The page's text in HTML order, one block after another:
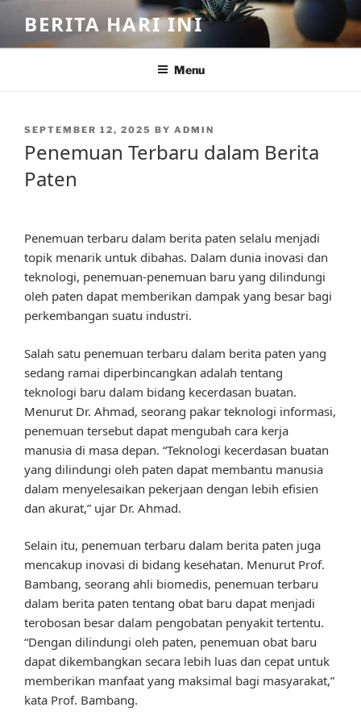
content
BERITA HARI INI
Menu
POSTED
SEPTEMBER 12, 2025 BY ADMIN
Penemuan Terbaru dalam Berita
Paten
Penemuan terbaru dalam berita paten selalu menjadi
topik menarik untuk dibahas. Dalam dunia inovasi dan
teknologi, penemuan-penemuan baru yang dilindungi
oleh paten dapat memberikan dampak yang besar bagi
perkembangan suatu industri.
Salah satu penemuan terbaru dalam berita paten yang
sedang ramai diperbincangkan adalah tentang
teknologi baru dalam bidang kecerdasan buatan.
Menurut Dr. Ahmad, seorang pakar teknologi informasi,
penemuan tersebut dapat mengubah cara kerja
manusia di masa depan. “Teknologi kecerdasan buatan
yang dilindungi oleh paten dapat membantu manusia
dalam menyelesaikan pekerjaan dengan lebih efisien
dan akurat,” ujar Dr. Ahmad.
Selain itu, penemuan terbaru dalam berita paten juga
mencakup inovasi di bidang kesehatan. Menurut Prof.
Bambang, seorang ahli biomedis, penemuan terbaru
dalam berita paten tentang obat baru dapat menjadi
terobosan besar dalam pengobatan penyakit tertentu.
“Dengan dilindungi oleh paten, penemuan obat baru
dapat dikembangkan secara lebih luas dan cepat untuk
memberikan manfaat yang maksimal bagi masyarakat,”
kata Prof. Bambang.